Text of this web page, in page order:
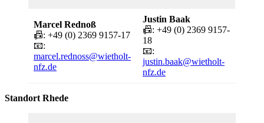
Marcel Rednoß
📠: +49 (0) 2369 9157-17
📧:
marcel.rednoss@wietholt-
nfz.de
Justin Baak
📠: +49 (0) 2369 9157-
18
📧:
justin.baak@wietholt-
nfz.de
Standort Rhede